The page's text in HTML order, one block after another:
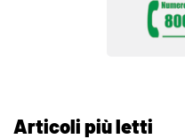
Articoli più letti